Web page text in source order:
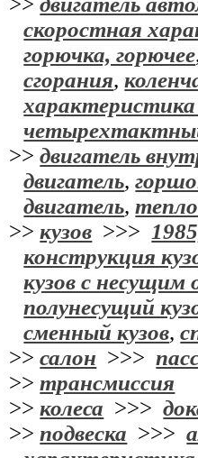
скоростная
горючка, горючее
сгорания,
характеристика
>>двигатель
двигатель,
двигатель,
>>кузов >>>
конструкция
кузов с несущим
полунесущий
сменный кузов,
>>салон >>>
>>трансмиссия
>>колеса >>>
>>подвеска >>>